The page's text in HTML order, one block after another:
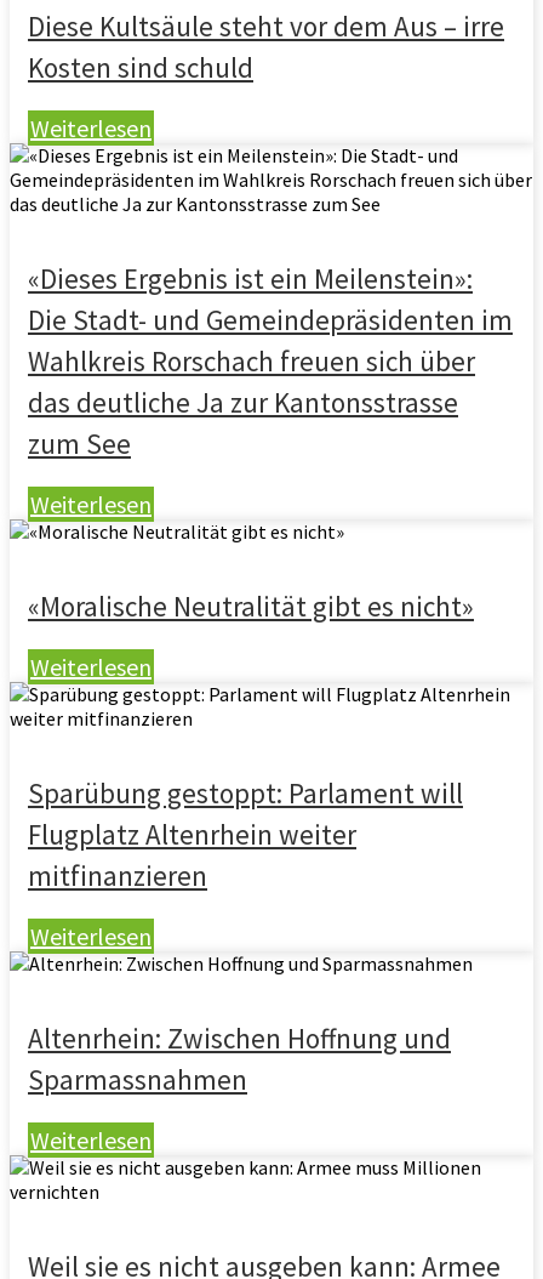
Diese Kultsäule steht vor dem Aus – irre
Kosten sind schuld
Weiterlesen
«Dieses Ergebnis ist ein Meilenstein»:
Die Stadt- und Gemeindepräsidenten im
Wahlkreis Rorschach freuen sich über
das deutliche Ja zur Kantonsstrasse
zum See
Weiterlesen
«Moralische Neutralität gibt es nicht»
Weiterlesen
Sparübung gestoppt: Parlament will
Flugplatz Altenrhein weiter
mitfinanzieren
Weiterlesen
Altenrhein: Zwischen Hoffnung und
Sparmassnahmen
Weiterlesen
Weil sie es nicht ausgeben kann: Armee